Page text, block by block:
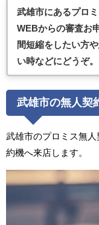
武雄市にあるプロ
WEBからの審査お
間短縮をしたい方
い時などにどうぞ。
武雄市の無人契
武雄市のプロミス無
約機へ来店します。